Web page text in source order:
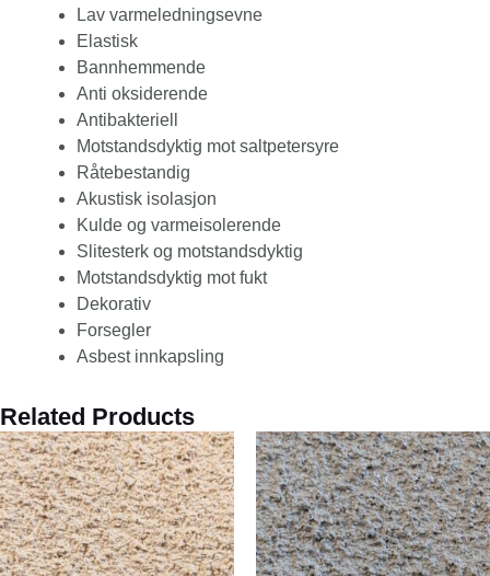
Lav varmeledningsevne
Elastisk
Bannhemmende
Anti oksiderende
Antibakteriell
Motstandsdyktig mot saltpetersyre
Råtebestandig
Akustisk isolasjon
Kulde og varmeisolerende
Slitesterk og motstandsdyktig
Motstandsdyktig mot fukt
Dekorativ
Forsegler
Asbest innkapsling
Related Products